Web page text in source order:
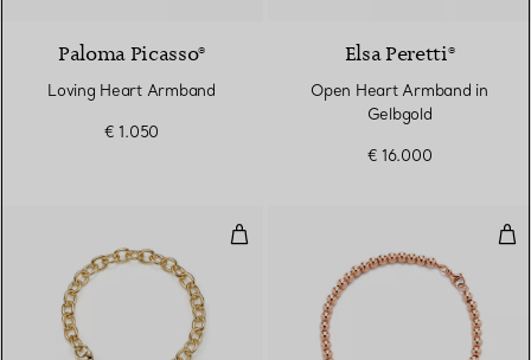
Paloma Picasso®
Loving Heart Armband
€ 1.050
Elsa Peretti®
Open Heart Armband in
Gelbgold
€ 16.000
Armband mit Herzanhänger in